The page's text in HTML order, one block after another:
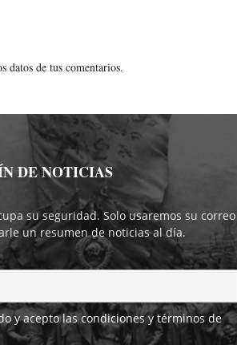
datos de tus comentarios.
DE NOTICIAS
su seguridad. Solo usaremos su correo
un resumen de noticias al día.
y acepto las condiciones y términos de